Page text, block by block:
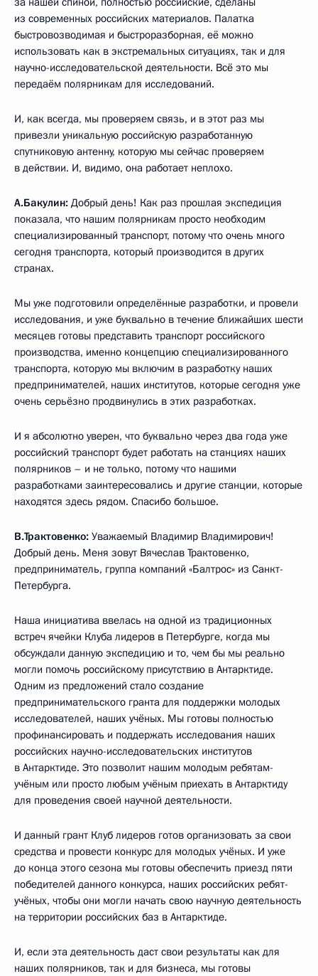
из современных российских материалов. Палатка
быстровозводимая и быстроразборная, её можно
использовать как в экстремальных ситуациях, так и для
научно-исследовательской деятельности. Всё это мы
передаём полярникам для исследований.
И, как всегда, мы проверяем связь, и в этот раз мы
привезли уникальную российскую разработанную
спутниковую антенну, которую мы сейчас проверяем
в действии. И, видимо, она работает неплохо.
А.Бакулин: Добрый день! Как раз прошлая экспедиция
показала, что нашим полярникам просто необходим
специализированный транспорт, потому что очень много
сегодня транспорта, который производится в других
странах.
Мы уже подготовили определённые разработки, и провели
исследования, и уже буквально в течение ближайших шести
месяцев готовы представить транспорт российского
производства, именно концепцию специализированного
транспорта, которую мы включим в разработку наших
предпринимателей, наших институтов, которые сегодня уже
очень серьёзно продвинулись в этих разработках.
И я абсолютно уверен, что буквально через два года уже
российский транспорт будет работать на станциях наших
полярников – и не только, потому что нашими
разработками заинтересовались и другие станции, которые
находятся здесь рядом. Спасибо большое.
В.Трактовенко: Уважаемый Владимир Владимирович!
Добрый день. Меня зовут Вячеслав Трактовенко,
предприниматель, группа компаний «Балтрос» из Санкт-
Петербурга.
Наша инициатива ввелась на одной из традиционных
встреч ячейки Клуба лидеров в Петербурге, когда мы
обсуждали данную экспедицию и то, чем бы мы реально
могли помочь российскому присутствию в Антарктиде.
Одним из предложений стало создание
предпринимательского гранта для поддержки молодых
исследователей, наших учёных. Мы готовы полностью
профинансировать и поддержать исследования наших
российских научно-исследовательских институтов
в Антарктиде. Это позволит нашим молодым ребятам-
учёным или просто любым учёным приехать в Антарктиду
для проведения своей научной деятельности.
И данный грант Клуб лидеров готов организовать за свои
средства и провести конкурс для молодых учёных. И уже
до конца этого сезона мы готовы обеспечить приезд пяти
победителей данного конкурса, наших российских ребят-
учёных, чтобы они могли начать свою научную деятельность
на территории российских баз в Антарктиде.
И, если эта деятельность даст свои результаты как для
наших полярников, так и для бизнеса, мы готовы